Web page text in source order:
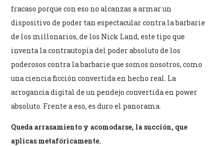
fracaso porque con eso no alcanzas a armar un
dispositivo de poder tan espectacular contra la barbarie
de los millonarios, de los Nick Land, este tipo que
inventa la contrautopía del poder absoluto de los
poderosos contra la barbarie que somos nosotros, como
una ciencia ficción convertida en hecho real. La
arrogancia digital de un pendejo convertida en power
absoluto. Frente a eso, es duro el panorama.
Queda arrasamiento y acomodarse, la succión, que
aplicas metafóricamente.